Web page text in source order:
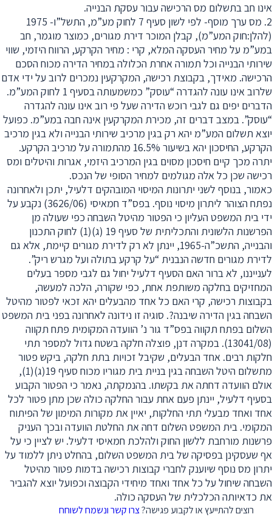
אינו חב בתשלום מס הרכישה עבור עסקת הבנייה.
2. מס ערך מוסף- לפי לשון סעיף 7 לחוק מע”מ, התשל”ו- 1975
(להלן:חוק המע”מ), קבלן המוכר דירת מגורים, כמוצר מוגמר, חב
במע”מ על מחיר העסקה המלא, קרי : מחיר הקרקע, הרווח היזמי, שווי
שירותי הבנייה וכל תמורה אחרת הכלולה במחיר הדירה מכוח הסכם
הרכישה. מאידך, בקבוצת רכישה, המקרקעין נמכרים לרוב על ידי אדם
שלרוב אינו עונה להגדרה “עוסק” כמשמעותה בסעיף 1 לחוק המע”מ.
הדברים יפים גם לגבי רוכש הדירה שעל פי רוב אינו עונה להגדרה
“עוסק”. במצב דברים זה, מכירת המקרקעין אינה חבה במע”מ. כפועל
יוצא תשלום המע”מ יהא רק בגין מרכיב שירותי הבנייה ולא בגין מרכיב
הקרקע, החיסכון יהא בשיעור 16.5% מהתמורה על מרכיב הקרקע.
יתרה מכך קיים חיסכון מסוים בגין המרכיב היזמי, אגרות והיטלים ומס
רכישה שכן כל אלה מגולמים למחיר הסופי של הנכס.
כאמור, בנוסף לשני יתרונות המיסוי המובהקים דלעיל, יתכן ולאחרונה
נפתח הצוהר ליתרון מיסוי נוסף. בפס”ד חמאיסי (3626/06) נקבע על
ידי בית המשפט העליון כי הפטור מהיטל השבחה כפי שעולה מן
הפרשנות הלשונית והתכליתית של סעיף 19 (ג)(1) לחוק התכנון
והבנייה, התשכ”ה-1965, יינתן לא רק לדירת מגורים קיימת, אלא גם
לדירת מגורים חדשה הנבנית “על קרקע בתולה ועל מגרש ריק”.
לענייננו, לא ברור האם הסעיף דלעיל יחול גם לגבי מספר בעלים
המחזיקים בחלקה משותפת אחת, כפי שקורה, הלכה למעשה,
בקבוצות רכישה, קרי האם כל אחד מהבעלים יהא זכאי לפטור מהיטל
השבחה בגין הדירה שיבנה?. סוגיה זו נידונה לאחרונה בפני בית המשפט
השלום בפתח תקווה בפס”ד גור נ’ הוועדה המקומית פתח תקווה
(13041/08). במקרה דנן, פוצלה חלקה בשטח גדול למספר תתי
חלקות רבים. אחד הבעלים, שקיבל זכויות בתת חלקה, ביקש פטור
מתשלום היטל השבחה בגין בניית בית מגוריו מכוח סעיף 19(ג)(1),
אולם הוועדה דחתה את בקשתו. בהנמקתה, נאמר כי הפטור הקבוע
בסעיף דלעיל, יינתן פעם אחת עבור החלקה כולה שכן מתן פטור לכל
אחד ואחד מבעלי תתי החלקות, יאיין את מקורות המימון של הפיתוח
המקומי. בית המשפט השלום דחה את החלטת הוועדה ובכך העניק
פרשנות מורחבת ללשון החוק ולהלכת חמאיסי דלעיל. יש לציין כי על
אף שעסקינן בפסיקה של בית המשפט השלום, בהחלט ניתן ללמוד על
יתרון מס נוסף שיוענק לחברי קבוצות רכישה בדמות פטור מהיטל
השבחה שיחול על כל אחד ואחד מיחידי הקבוצה וכפועל יוצא להגביר
את כדאיותה הכלכלית של העסקה כולה.
רוצים להתייעץ או לקבוע פגישה?צרו קשר ונשמח לשוחח